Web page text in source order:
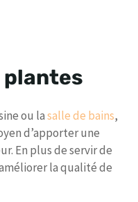
plantes
ou lasalle de bains,
d’apporter une
En plus de servir de
la qualité de